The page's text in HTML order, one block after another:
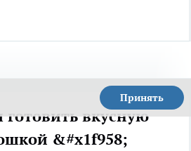
Принять
готовить вкусную
&#x1f958;